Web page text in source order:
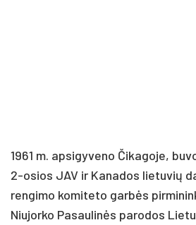
1961 m. apsigyveno Čikagoje,
2-osios JAV ir Kanados lietuvių
rengimo komiteto garbės
Niujorko Pasaulinės parodos